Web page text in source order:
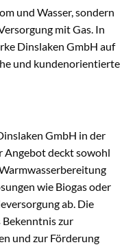
und Wasser, sondern
mit Gas. In
Dinslaken GmbH auf
und kundenorientierte
GmbH in der
Angebot deckt sowohl
wie Biogas oder
ab. Die
Bekenntnis zur
und zur Förderung